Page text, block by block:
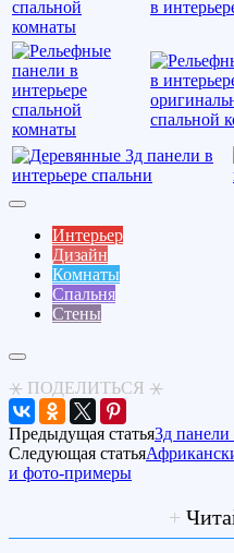
Интерьер
Дизайн
Комнаты
Спальня
Стены
⚹ ПОДЕЛИТЬСЯ ⚹
Предыдущая статья3д панели
Следующая статья
и фото-примеры
+